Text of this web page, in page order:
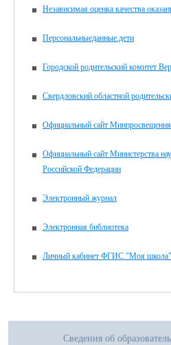
Независимая оценка качества
Персональныеданные.дети
Городской родительский комитет
Свердловский областной
Официальный сайт
Официальный сайт Министерства
Российской Федерации
Электронный журнал
Электронная библиотека
Личный кабинет ФГИС "Моя школа"
Сведения об